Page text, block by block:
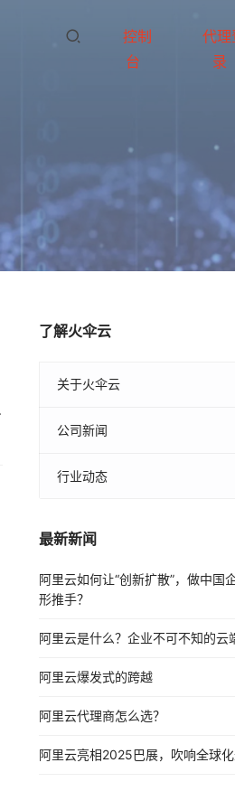
控制
台
代理
录
了解火伞云
关于火伞云
公司新闻
行业动态
最新新闻
阿里云如何让“创新扩散”，做中国
形推手？
阿里云是什么？企业不可不知的云
阿里云爆发式的跨越
阿里云代理商怎么选？
阿里云亮相2025巴展，吹响全球